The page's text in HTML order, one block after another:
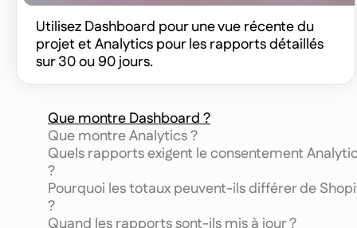
Utilisez Dashboard pour une vue récente du
projet et Analytics pour les rapports détaillés
sur 30 ou 90 jours.
Que montre Dashboard ?
Que montre Analytics ?
Quels rapports exigent le consentement
?
Pourquoi les totaux peuvent-ils différer de
?